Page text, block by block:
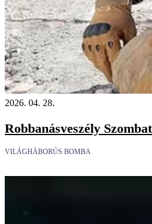
2026. 04. 28.
Robbanásveszély
VILÁGHÁBORÚS BOMBA